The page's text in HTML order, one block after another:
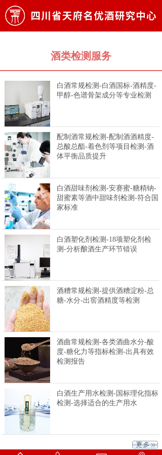
酒类检测服务
白酒常规检测-白酒国标-酒精度-
甲醇-色谱骨架成分等专业检测
配制酒常规检测-配制酒酒精度-
总酸总酯-着色剂等项目检测-酒
体平衡品质提升
白酒甜味剂检测-安赛蜜-糖精钠-
甜蜜素等酒中甜味剂检测-符合国
家标准
白酒塑化剂检测-18项塑化剂检
测-分析酿酒生产环节错误
酒糟常规检测-提供酒糟淀粉-总
糖-水分-出窖酒精度等检测
酒曲常规检测-各类酒曲水分-酸
度-糖化力等指标检测-出具有效
检测报告
白酒生产用水检测-国标理化指标
检测-选择适合的生产用水